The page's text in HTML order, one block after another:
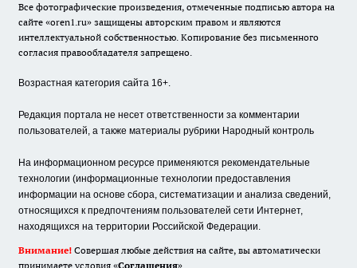
Все фотографические произведения, отмеченные подписью автора на
сайте «oren1.ru» защищены авторским правом и являются
интеллектуальной собственностью. Копирование без письменного
согласия правообладателя запрещено.
Возрастная категория сайта 16+.
Редакция портала не несет ответственности за комментарии
пользователей, а также материалы рубрики Народный контроль
На информационном ресурсе применяются рекомендательные
технологии (информационные технологии предоставления
информации на основе сбора, систематизации и анализа сведений,
относящихся к предпочтениям пользователей сети Интернет,
находящихся на территории Российской Федерации.
Внимание! Совершая любые действия на сайте, вы автоматически
принимаете условия «Cоглашения»